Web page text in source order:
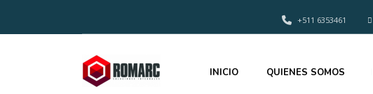
+511 6353461
INICIO QUIENES SOMOS